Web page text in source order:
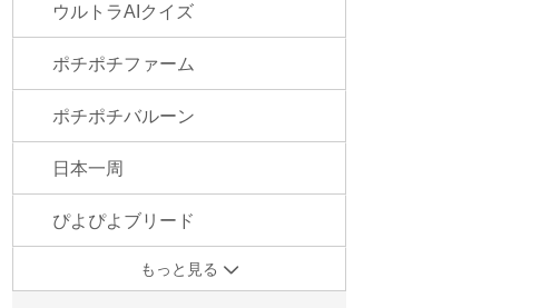
ウルトラAIクイズ
ポチポチファーム
ポチポチバルーン
日本一周
ぴよぴよブリード
もっと見る